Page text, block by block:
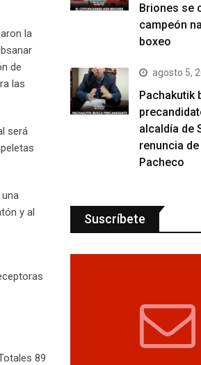
la
de
las
será
y al
89
Briones se
campeón
boxeo
agosto 5,
Pachakutik
alcaldía de
renuncia
Pacheco
Suscríbete